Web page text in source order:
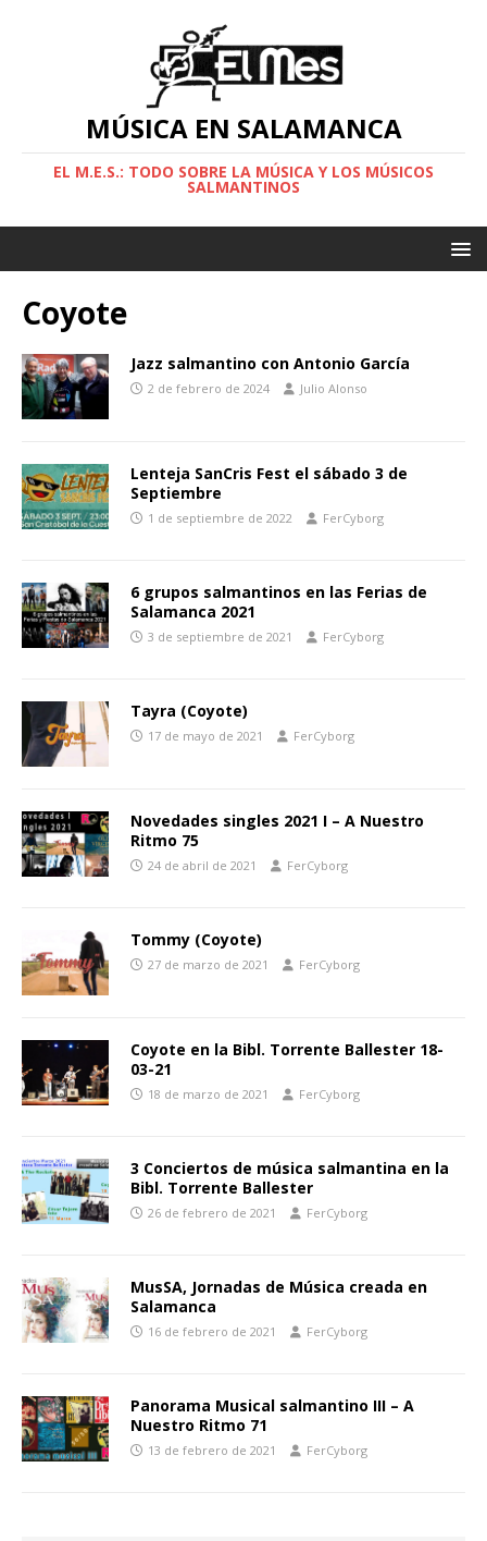
MÚSICA EN SALAMANCA
EL M.E.S.: TODO SOBRE LA MÚSICA Y LOS MÚSICOS
SALMANTINOS
Coyote
Jazz salmantino con Antonio García
2 de febrero de 2024 Julio Alonso
Lenteja SanCris Fest el sábado 3 de
Septiembre
1 de septiembre de 2022 FerCyborg
6 grupos salmantinos en las Ferias de
Salamanca 2021
3 de septiembre de 2021 FerCyborg
Tayra (Coyote)
17 de mayo de 2021 FerCyborg
Novedades singles 2021 I – A Nuestro
Ritmo 75
24 de abril de 2021 FerCyborg
Tommy (Coyote)
27 de marzo de 2021 FerCyborg
Coyote en la Bibl. Torrente Ballester 18-
03-21
18 de marzo de 2021 FerCyborg
3 Conciertos de música salmantina en la
Bibl. Torrente Ballester
26 de febrero de 2021 FerCyborg
MusSA, Jornadas de Música creada en
Salamanca
16 de febrero de 2021 FerCyborg
Panorama Musical salmantino III – A
Nuestro Ritmo 71
13 de febrero de 2021 FerCyborg